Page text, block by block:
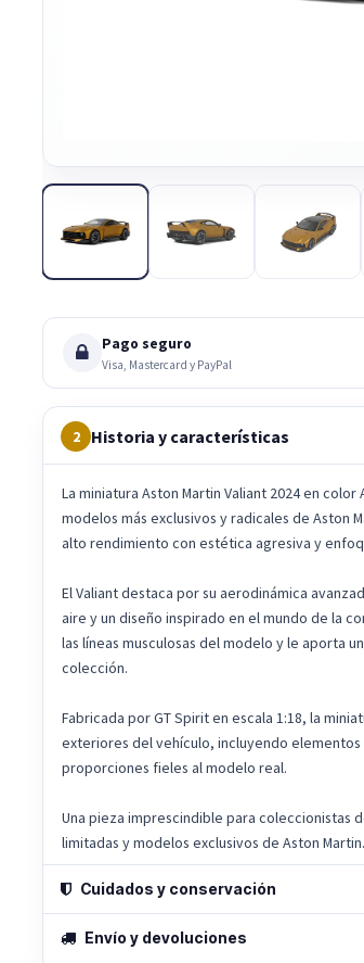
Pago seguro
Visa, Mastercard y PayPal
2 Historia y características
La miniatura Aston Martin Valiant 2024 en
modelos más exclusivos y radicales de Aston
alto rendimiento con estética agresiva y
El Valiant destaca por su aerodinámica
aire y un diseño inspirado en el mundo de la
las líneas musculosas del modelo y le aporta
colección.
Fabricada por GT Spirit en escala 1:18, la
exteriores del vehículo, incluyendo
proporciones fieles al modelo real.
Una pieza imprescindible para
limitadas y modelos exclusivos de Aston Martin.
Cuidados y conservación
Envío y devoluciones